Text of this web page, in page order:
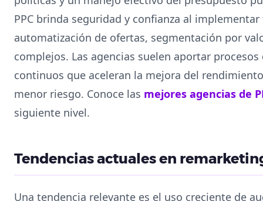
PPC brinda seguridad y confianza al
automatización de ofertas, segmentación por
complejos. Las agencias suelen aportar
continuos que aceleran la mejora del
menor riesgo. Conoce las mejores agencias de
siguiente nivel.
Tendencias actuales en
Una tendencia relevante es el uso creciente de